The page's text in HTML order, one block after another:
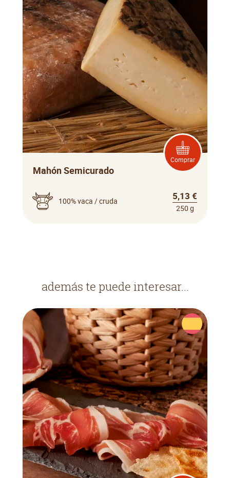
Comprar
Mahón Semicurado
100% vaca / cruda 5,13 €
250 g
además te puede interesar...